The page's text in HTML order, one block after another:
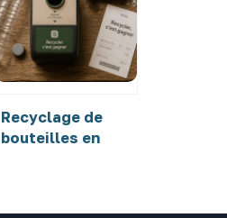
collecte sans
amende
Recyclage de
bouteilles en